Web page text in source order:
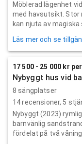
Möblerad lägenhet
med havsutsikt. Stor
kan njuta av magiska
Läs mer och se
17 500 - 25 000 kr
Nybyggt hus vid
8 sängplatser
14recensioner, 5
Nybyggt (2023)
barnvänlig
fördelat på två